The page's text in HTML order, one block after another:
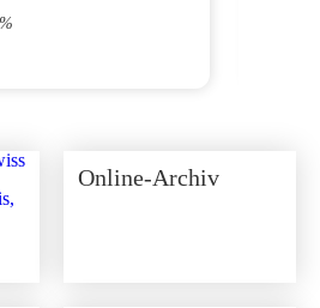
Online-Archiv